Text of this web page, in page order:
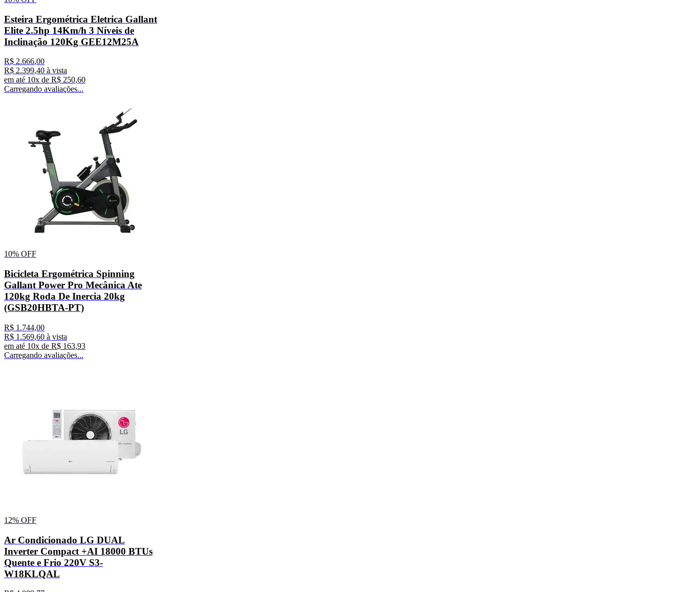
Esteira Ergométrica Eletrica Gallant
Elite 2.5hp 14Km/h 3 Níveis de
Inclinação 120Kg GEE12M25A
R$ 2.666,00
R$ 2.399,40 à vista
em até 10x de R$ 250,60
Carregando avaliações...
10% OFF
Bicicleta Ergométrica Spinning
Gallant Power Pro Mecânica Ate
120kg Roda De Inercia 20kg
(GSB20HBTA-PT)
R$ 1 .744,00
R$ 1 .569,60 à vista
em até 10x de R$ 163,93
Carregando avaliações...
12% OFF
Ar Condicionado LG DUAL
Inverter Compact +AI 18000 BTUs
Quente e Frio 220V S3-
W18KLQAL